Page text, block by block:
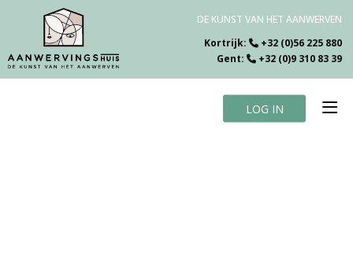
DE KUNST VAN HET AANWERVEN
Kortrijk:
+32 (0)56 225 880
Gent:
+32 (0)9 310 83 39
LOG IN